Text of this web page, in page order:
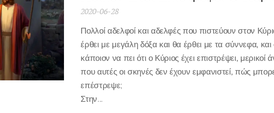
2020-06-28
Πολλοί αδελφοί και αδελφές που πιστεύουν στον
έρθει με μεγάλη δόξα και θα έρθει με τα σύννεφα,
κάποιον να πει ότι ο Κύριος έχει επιστρέψει,
που αυτές οι σκηνές δεν έχουν εμφανιστεί, πώς
επέστρεψε;
Στην...